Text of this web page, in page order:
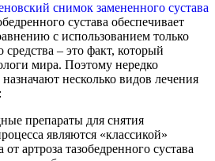
сустава обеспечивает
с использованием только
средства – это факт, который
мира. Поэтому нередко
несколько видов лечения
препараты для снятия
являются «классикой»
артроза тазобедренного сустава